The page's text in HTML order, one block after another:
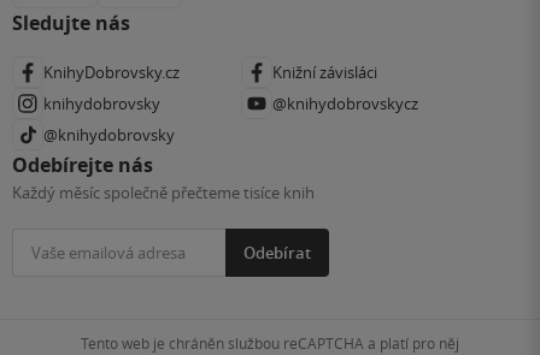
Sledujte nás
KnihyDobrovsky.cz
Knižní závisláci
knihydobrovsky
@knihydobrovskycz
@knihydobrovsky
Odebírejte nás
Každý měsíc společně přečteme tisíce knih
Odebírat
Tento web je chráněn službou reCAPTCHA a platí pro něj